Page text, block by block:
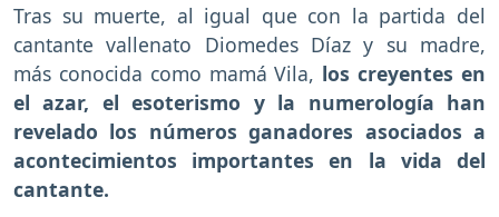
Tras su muerte, al igual que con la partida del
cantante vallenato Diomedes Díaz y su madre,
más conocida como mamá Vila, los creyentes en
el azar, el esoterismo y la numerología han
revelado los números ganadores asociados a
acontecimientos importantes en la vida del
cantante.